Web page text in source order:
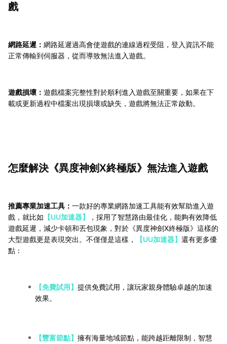
戲
網路延遲： 網路延遲過高會使遊戲的連線過程受阻，登入資訊不能
正常傳輸到伺服器，從而導致無法進入遊戲。
遊戲損壞： 遊戲檔案完整性對於順利進入遊戲至關重要，如果在下
載或更新過程中檔案出現損壞或缺失，遊戲將無法正常啟動。
怎麼解決《異度神劍X終極版》無法進入遊戲
推薦專業加速工具： 一款好的專業網路加速工具能有效幫助進入遊
戲，就比如 【UU加速器】
，採用了智慧路由最佳化，能夠有效降低
遊戲延遲，減少卡頓和丟包現象，對於《異度神劍X終極版》這樣的
大型遊戲更是表現突出。不僅僅是這樣，
【UU加速器】 還有更多優
點：
【免費試用】 提供免費試用，讓玩家親身體驗卓越的加速
效果。
【豐富節點】 擁有海量地域節點，能跨越距離限制，智慧